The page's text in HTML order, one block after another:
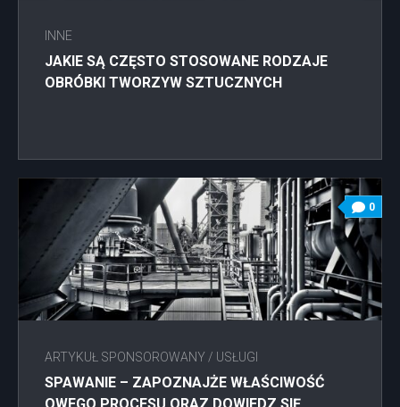
INNE
JAKIE SĄ CZĘSTO STOSOWANE RODZAJE
OBRÓBKI TWORZYW SZTUCZNYCH
0
ARTYKUŁ SPONSOROWANY / USŁUGI
SPAWANIE – ZAPOZNAJŻE WŁAŚCIWOŚĆ